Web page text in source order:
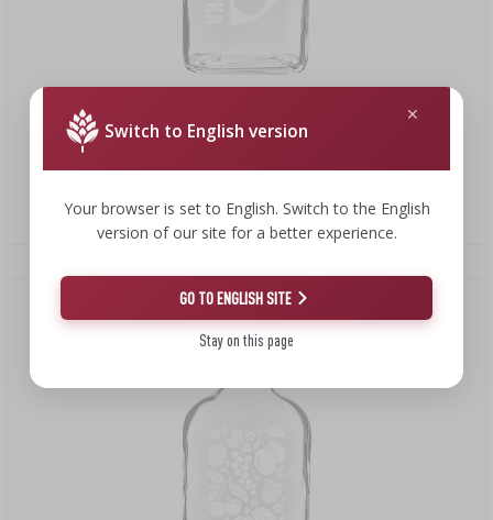
Butelka piersiówka 200 ml z zakrętką i nadrukiem
4,19 zł
4,19 PLN/szt.
Switch to English version
Your browser is set to English. Switch to the English
version of our site for a better experience.
GO TO ENGLISH SITE
Stay on this page